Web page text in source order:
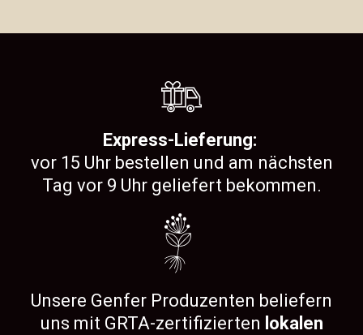
Express-Lieferung:
vor 15 Uhr bestellen und am nächsten
Tag vor 9 Uhr geliefert bekommen.
Unsere Genfer Produzenten beliefern
uns mit GRTA-zertifizierten lokalen